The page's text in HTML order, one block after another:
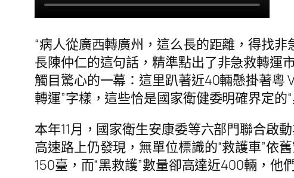
“病人從廣西轉廣州，這么長的距離，得找
長陳仲仁的這句話，精準點出了非急救轉運
觸目驚心的一幕：這里趴著近40輛懸掛著粵
轉運”字樣，這些恰是國家衛健委明確界定的“
本年11月，國家衛生安康委等六部門聯合啟
高速路上仍發現，無單位標識的“救護車”依
150臺，而“黑救護”數量卻高達近400輛，他